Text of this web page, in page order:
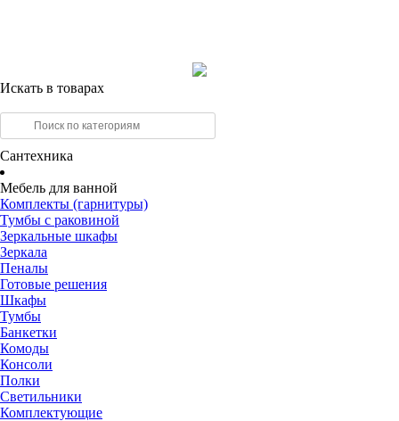
Искать в товарах
Сантехника
Мебель для ванной
Комплекты (гарнитуры)
Тумбы с раковиной
Зеркальные шкафы
Зеркала
Пеналы
Готовые решения
Шкафы
Тумбы
Банкетки
Комоды
Консоли
Полки
Светильники
Комплектующие